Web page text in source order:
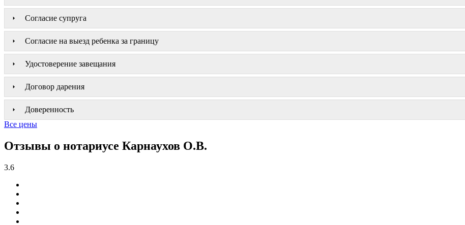
Согласие супруга
Согласие на выезд ребенка за границу
Удостоверение завещания
Договор дарения
Доверенность
Все цены
Отзывы о нотариусе Карнаухов О.В.
3.6